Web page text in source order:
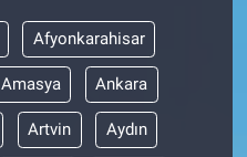
Afyonkarahisar
Amasya Ankara
Artvin Aydın